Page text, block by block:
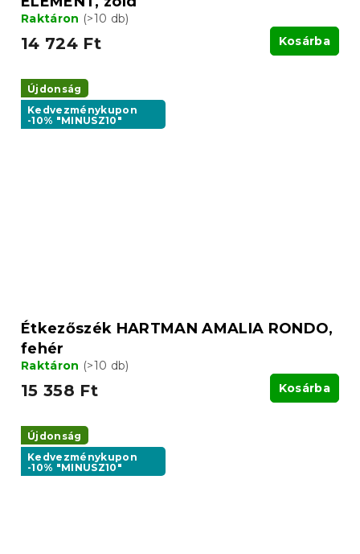
Raktáron (>10 db)
14 724 Ft Kosárba
Újdonság
Kedvezménykupon
-10% "MINUSZ10"
Étkezőszék HARTMAN AMALIA RONDO,
fehér
Raktáron (>10 db)
15 358 Ft Kosárba
Újdonság
Kedvezménykupon
-10% "MINUSZ10"